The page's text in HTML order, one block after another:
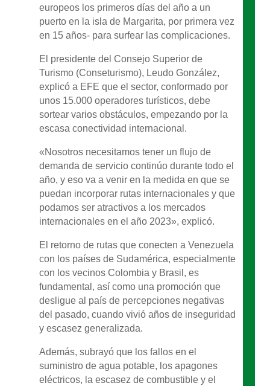
europeos los primeros días del año a un
puerto en la isla de Margarita, por primera vez
en 15 años- para surfear las complicaciones.
El presidente del Consejo Superior de
Turismo (Conseturismo), Leudo González,
explicó a EFE que el sector, conformado por
unos 15.000 operadores turísticos, debe
sortear varios obstáculos, empezando por la
escasa conectividad internacional.
«Nosotros necesitamos tener un flujo de
demanda de servicio continúo durante todo el
año, y eso va a venir en la medida en que se
puedan incorporar rutas internacionales y que
podamos ser atractivos a los mercados
internacionales en el año 2023», explicó.
El retorno de rutas que conecten a Venezuela
con los países de Sudamérica, especialmente
con los vecinos Colombia y Brasil, es
fundamental, así como una promoción que
desligue al país de percepciones negativas
del pasado, cuando vivió años de inseguridad
y escasez generalizada.
Además, subrayó que los fallos en el
suministro de agua potable, los apagones
eléctricos, la escasez de combustible y el